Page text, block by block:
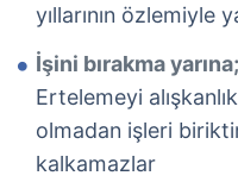
yıllarının özlemiyle
İşini bırakma
Ertelemeyi
olmadan işleri
kalkamazlar